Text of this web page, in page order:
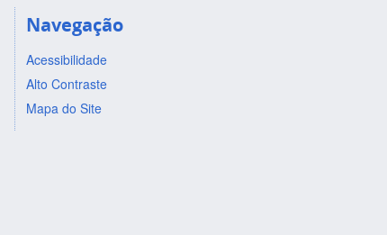
Navegação
Acessibilidade
Alto Contraste
Mapa do Site